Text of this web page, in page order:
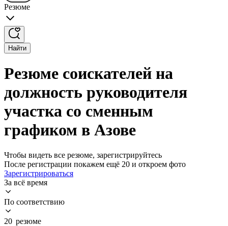
Резюме
Найти
Резюме соискателей на
должность руководителя
участка со сменным
графиком в Азове
Чтобы видеть все резюме, зарегистрируйтесь
После регистрации покажем ещё 20 и откроем фото
Зарегистрироваться
За всё время
По соответствию
20 резюме